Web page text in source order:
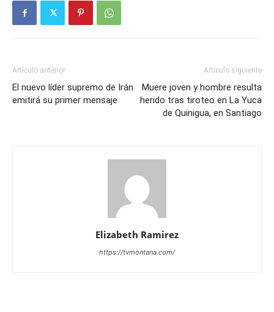
Artículo anterior
El nuevo líder supremo de Irán
emitirá su primer mensaje
Artículo siguiente
Muere joven y hombre resulta
herido tras tiroteo en La Yuca
de Quinigua, en Santiago
Elizabeth Ramirez
https://tvmontana.com/